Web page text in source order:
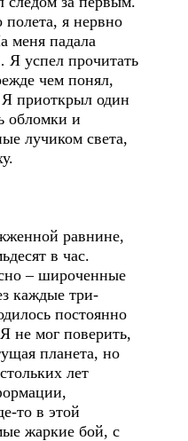
полета, я нервно
меня падала
Я успел прочитать
чем понял,
приоткрыл один
обломки и
лучиком света,
равнине,
в час.
– широченные
каждые три-
постоянно
не мог поверить,
планета, но
лет
то в этой
жаркие бой, с